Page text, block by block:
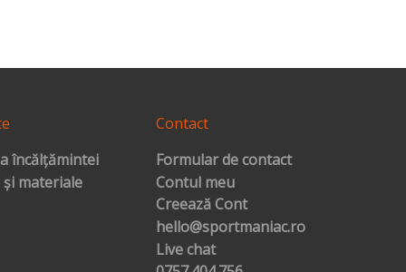
încălțămintei
materiale
Contact
Formular de contact
Contul meu
Creează Cont
hello@sportmaniac.ro
Live chat